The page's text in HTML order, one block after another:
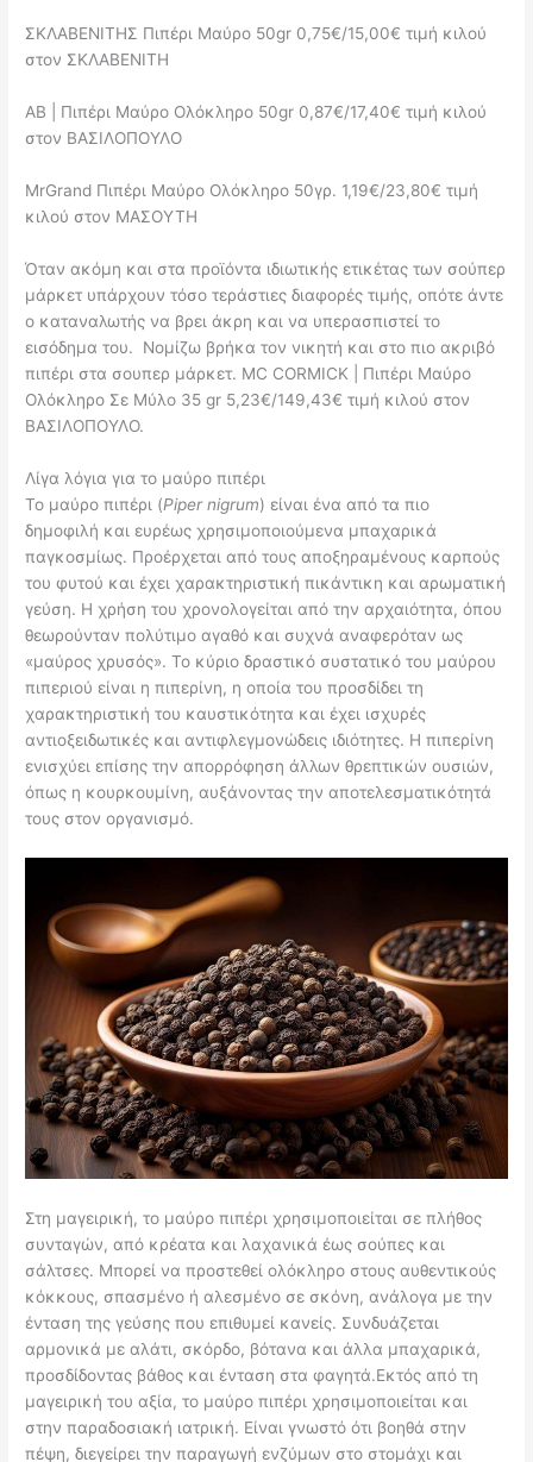
ΣΚΛΑΒΕΝΙΤΗΣ Πιπέρι Μαύρο 50gr 0,75€/15,00€ τιμή κιλού
στον ΣΚΛΑΒΕΝΙΤΗ
ΑΒ | Πιπέρι Μαύρο Ολόκληρο 50gr 0,87€/17,40€ τιμή κιλού
στον ΒΑΣΙΛΟΠΟΥΛΟ
MrGrand Πιπέρι Μαύρο Ολόκληρο 50γρ. 1,19€/23,80€ τιμή
κιλού στον ΜΑΣΟΥΤΗ
Όταν ακόμη και στα προϊόντα ιδιωτικής ετικέτας των σούπερ
μάρκετ υπάρχουν τόσο τεράστιες διαφορές τιμής, οπότε άντε
ο καταναλωτής να βρει άκρη και να υπερασπιστεί το
εισόδημα του. Νομίζω βρήκα τον νικητή και στο πιο ακριβό
πιπέρι στα σουπερ μάρκετ. MC CORMICK | Πιπέρι Μαύρο
Ολόκληρο Σε Μύλο 35 gr 5,23€/149,43€ τιμή κιλού στον
ΒΑΣΙΛΟΠΟΥΛΟ.
Λίγα λόγια για το μαύρο πιπέρι
Το μαύρο πιπέρι (Piper nigrum) είναι ένα από τα πιο
δημοφιλή και ευρέως χρησιμοποιούμενα μπαχαρικά
παγκοσμίως. Προέρχεται από τους αποξηραμένους καρπούς
του φυτού και έχει χαρακτηριστική πικάντικη και αρωματική
γεύση. Η χρήση του χρονολογείται από την αρχαιότητα, όπου
θεωρούνταν πολύτιμο αγαθό και συχνά αναφερόταν ως
«μαύρος χρυσός». Το κύριο δραστικό συστατικό του μαύρου
πιπεριού είναι η πιπερίνη, η οποία του προσδίδει τη
χαρακτηριστική του καυστικότητα και έχει ισχυρές
αντιοξειδωτικές και αντιφλεγμονώδεις ιδιότητες. Η πιπερίνη
ενισχύει επίσης την απορρόφηση άλλων θρεπτικών ουσιών,
όπως η κουρκουμίνη, αυξάνοντας την αποτελεσματικότητά
τους στον οργανισμό.
Στη μαγειρική, το μαύρο πιπέρι χρησιμοποιείται σε πλήθος
συνταγών, από κρέατα και λαχανικά έως σούπες και
σάλτσες. Μπορεί να προστεθεί ολόκληρο στους αυθεντικούς
κόκκους, σπασμένο ή αλεσμένο σε σκόνη, ανάλογα με την
ένταση της γεύσης που επιθυμεί κανείς. Συνδυάζεται
αρμονικά με αλάτι, σκόρδο, βότανα και άλλα μπαχαρικά,
προσδίδοντας βάθος και ένταση στα φαγητά.Εκτός από τη
μαγειρική του αξία, το μαύρο πιπέρι χρησιμοποιείται και
στην παραδοσιακή ιατρική. Είναι γνωστό ότι βοηθά στην
πέψη, διεγείρει την παραγωγή ενζύμων στο στομάχι και